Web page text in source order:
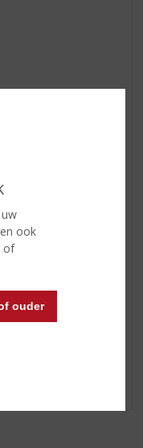
ook
of
ouder
Gin
intens aroma en
afgerond palet
citrus